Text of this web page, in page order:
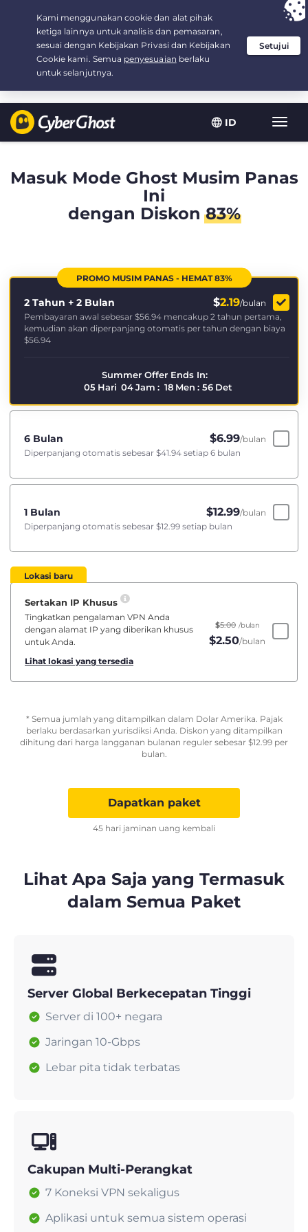
ID
Your choice: The Best Dealfor 2.1666666666667-years at $
/month
Masuk Mode Ghost Musim Panas
Ini
dengan Diskon83%
PROMO MUSIM PANAS - HEMAT 83%
2 Tahun + 2 Bulan $2.19/bulan
Pembayaran awal sebesar $56.94 mencakup 2 tahun pertama,
kemudian akan diperpanjang otomatis per tahun dengan biaya
$56.94
Summer Offer Ends In:
05 Hari 04 Jam : 18 Men : 56 Det
6 Bulan $6.99/bulan
Diperpanjang otomatis sebesar $41.94 setiap 6 bulan
1 Bulan $12.99/bulan
Diperpanjang otomatis sebesar $12.99 setiap bulan
Lokasi baru
Sertakan IP Khusus
Tingkatkan pengalaman VPN Anda
dengan alamat IP yang diberikan khusus
untuk Anda.
Lihat lokasi yang tersedia
$5.00 /bulan
$2.50/bulan
* Semua jumlah yang ditampilkan dalam Dolar Amerika. Pajak
berlaku berdasarkan yurisdiksi Anda. Diskon yang ditampilkan
dihitung dari harga langganan bulanan reguler sebesar $12.99 per
bulan.
Dapatkan paket
45 hari jaminan uang kembali
Lihat Apa Saja yang Termasuk
dalam Semua Paket
Server Global Berkecepatan Tinggi
Server di 100+ negara
Jaringan 10-Gbps
Lebar pita tidak terbatas
Cakupan Multi-Perangkat
7 Koneksi VPN sekaligus
Aplikasi untuk semua sistem operasi